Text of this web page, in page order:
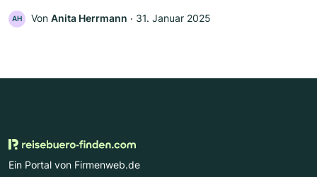
AH Von Anita Herrmann ‧ 31. Januar 2025
Ein Portal von Firmenweb.de